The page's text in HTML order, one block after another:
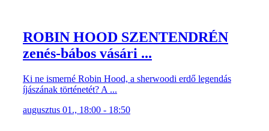
ROBIN HOOD SZENTENDRÉN
zenés-bábos vásári ...
Ki ne ismerné Robin Hood, a sherwoodi erdő legendás
íjászának történetét? A ...
augusztus 01., 18:00 - 18:50